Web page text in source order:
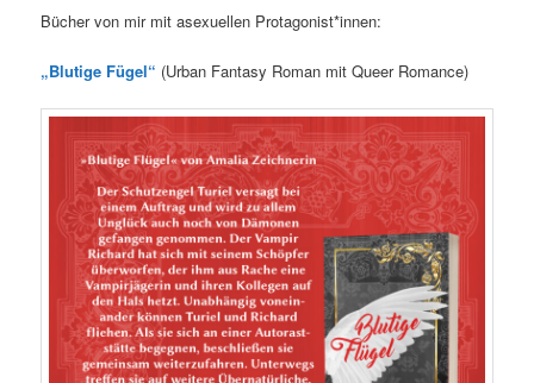
Bücher von mir mit asexuellen Protagonist*innen:
„Blutige Fügel“ (Urban Fantasy Roman mit Queer Romance)